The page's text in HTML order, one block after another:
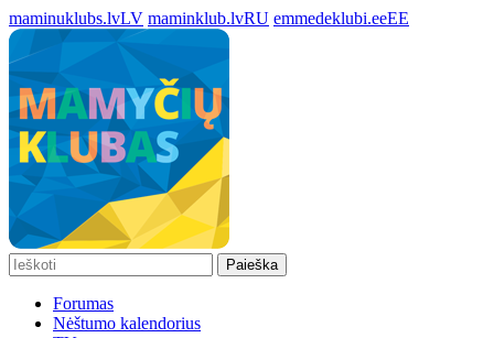
maminuklubs.lvLV maminklub.lvRU emmedeklubi.eeEE
Paieška
Forumas
Nėštumo kalendorius